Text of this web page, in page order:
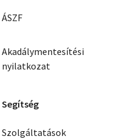
ÁSZF
Akadálymentesítési
nyilatkozat
Segítség
Szolgáltatások